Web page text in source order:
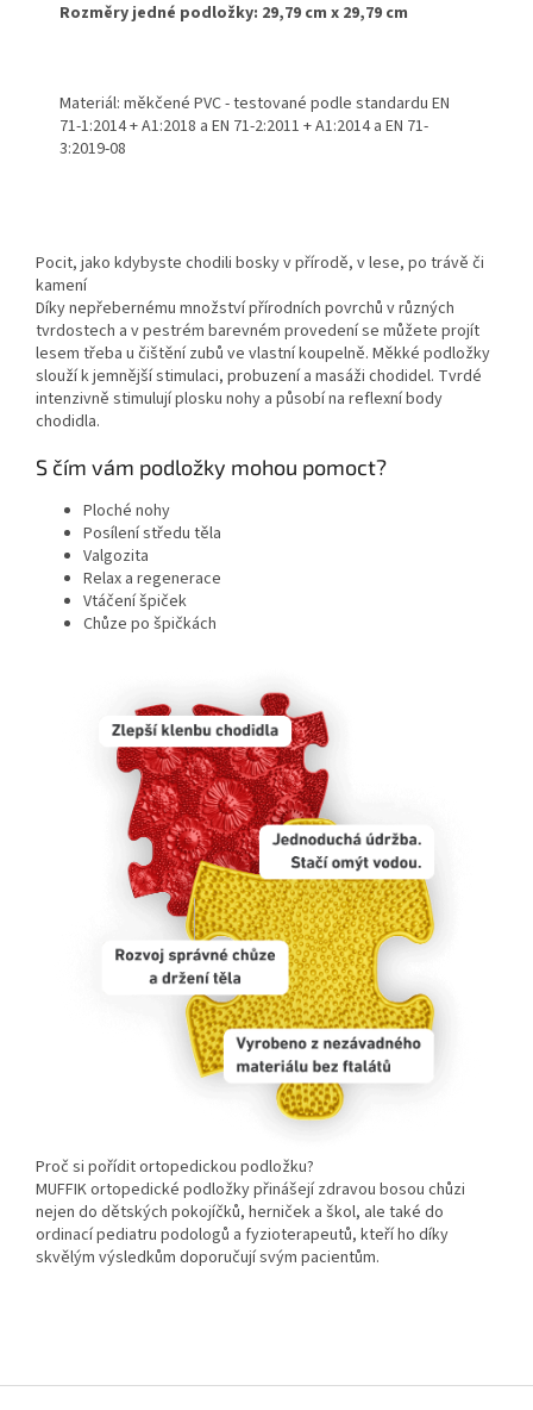
Rozměry jedné podložky: 29,79 cm x 29,79 cm
Materiál: měkčené PVC - testované podle standardu EN
71-1:2014 + A1:2018 a EN 71-2:2011 + A1:2014a EN 71-
3:2019-08
Pocit, jako kdybyste chodili bosky v přírodě, v lese, po trávě či
kamení
Díky nepřebernému množství přírodních povrchů v různých
tvrdostech a v pestrém barevném provedení se můžete projít
lesem třeba u čištění zubů ve vlastní koupelně. Měkké podložky
slouží k jemnější stimulaci, probuzení a masáži chodidel. Tvrdé
intenzivně stimulují plosku nohy a působí na reflexní body
chodidla.
S čím vám podložky mohou pomoct?
Ploché nohy
Posílení středu těla
Valgozita
Relax a regenerace
Vtáčení špiček
Chůze po špičkách
Proč si pořídit ortopedickou podložku?
MUFFIK ortopedické podložky přinášejí zdravou bosou chůzi
nejen do dětských pokojíčků, herniček a škol, ale také do
ordinací pediatru podologů a fyzioterapeutů, kteří ho díky
skvělým výsledkům doporučují svým pacientům.